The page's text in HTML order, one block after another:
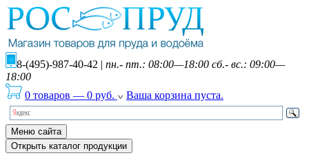
8-(495)-987-40-42 | пн.- пт.: 08:00—18:00 сб.- вс.: 09:00—
18:00
0 товаров — 0 руб. Ваша корзина пуста.
Меню сайта
Открыть каталог продукции